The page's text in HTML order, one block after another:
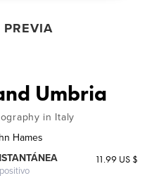
PREVIA
Umbria
in Italy
Hames
11.99 US $